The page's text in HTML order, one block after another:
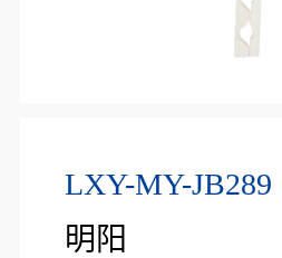
LXY-MY-JB289
明阳